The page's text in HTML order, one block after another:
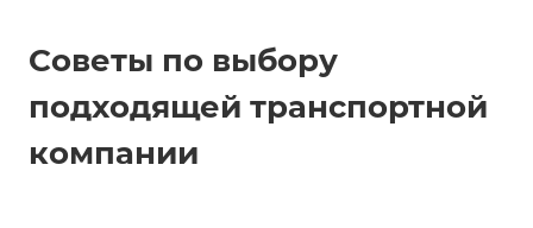
Советы по выбору
подходящей транспортной
компании